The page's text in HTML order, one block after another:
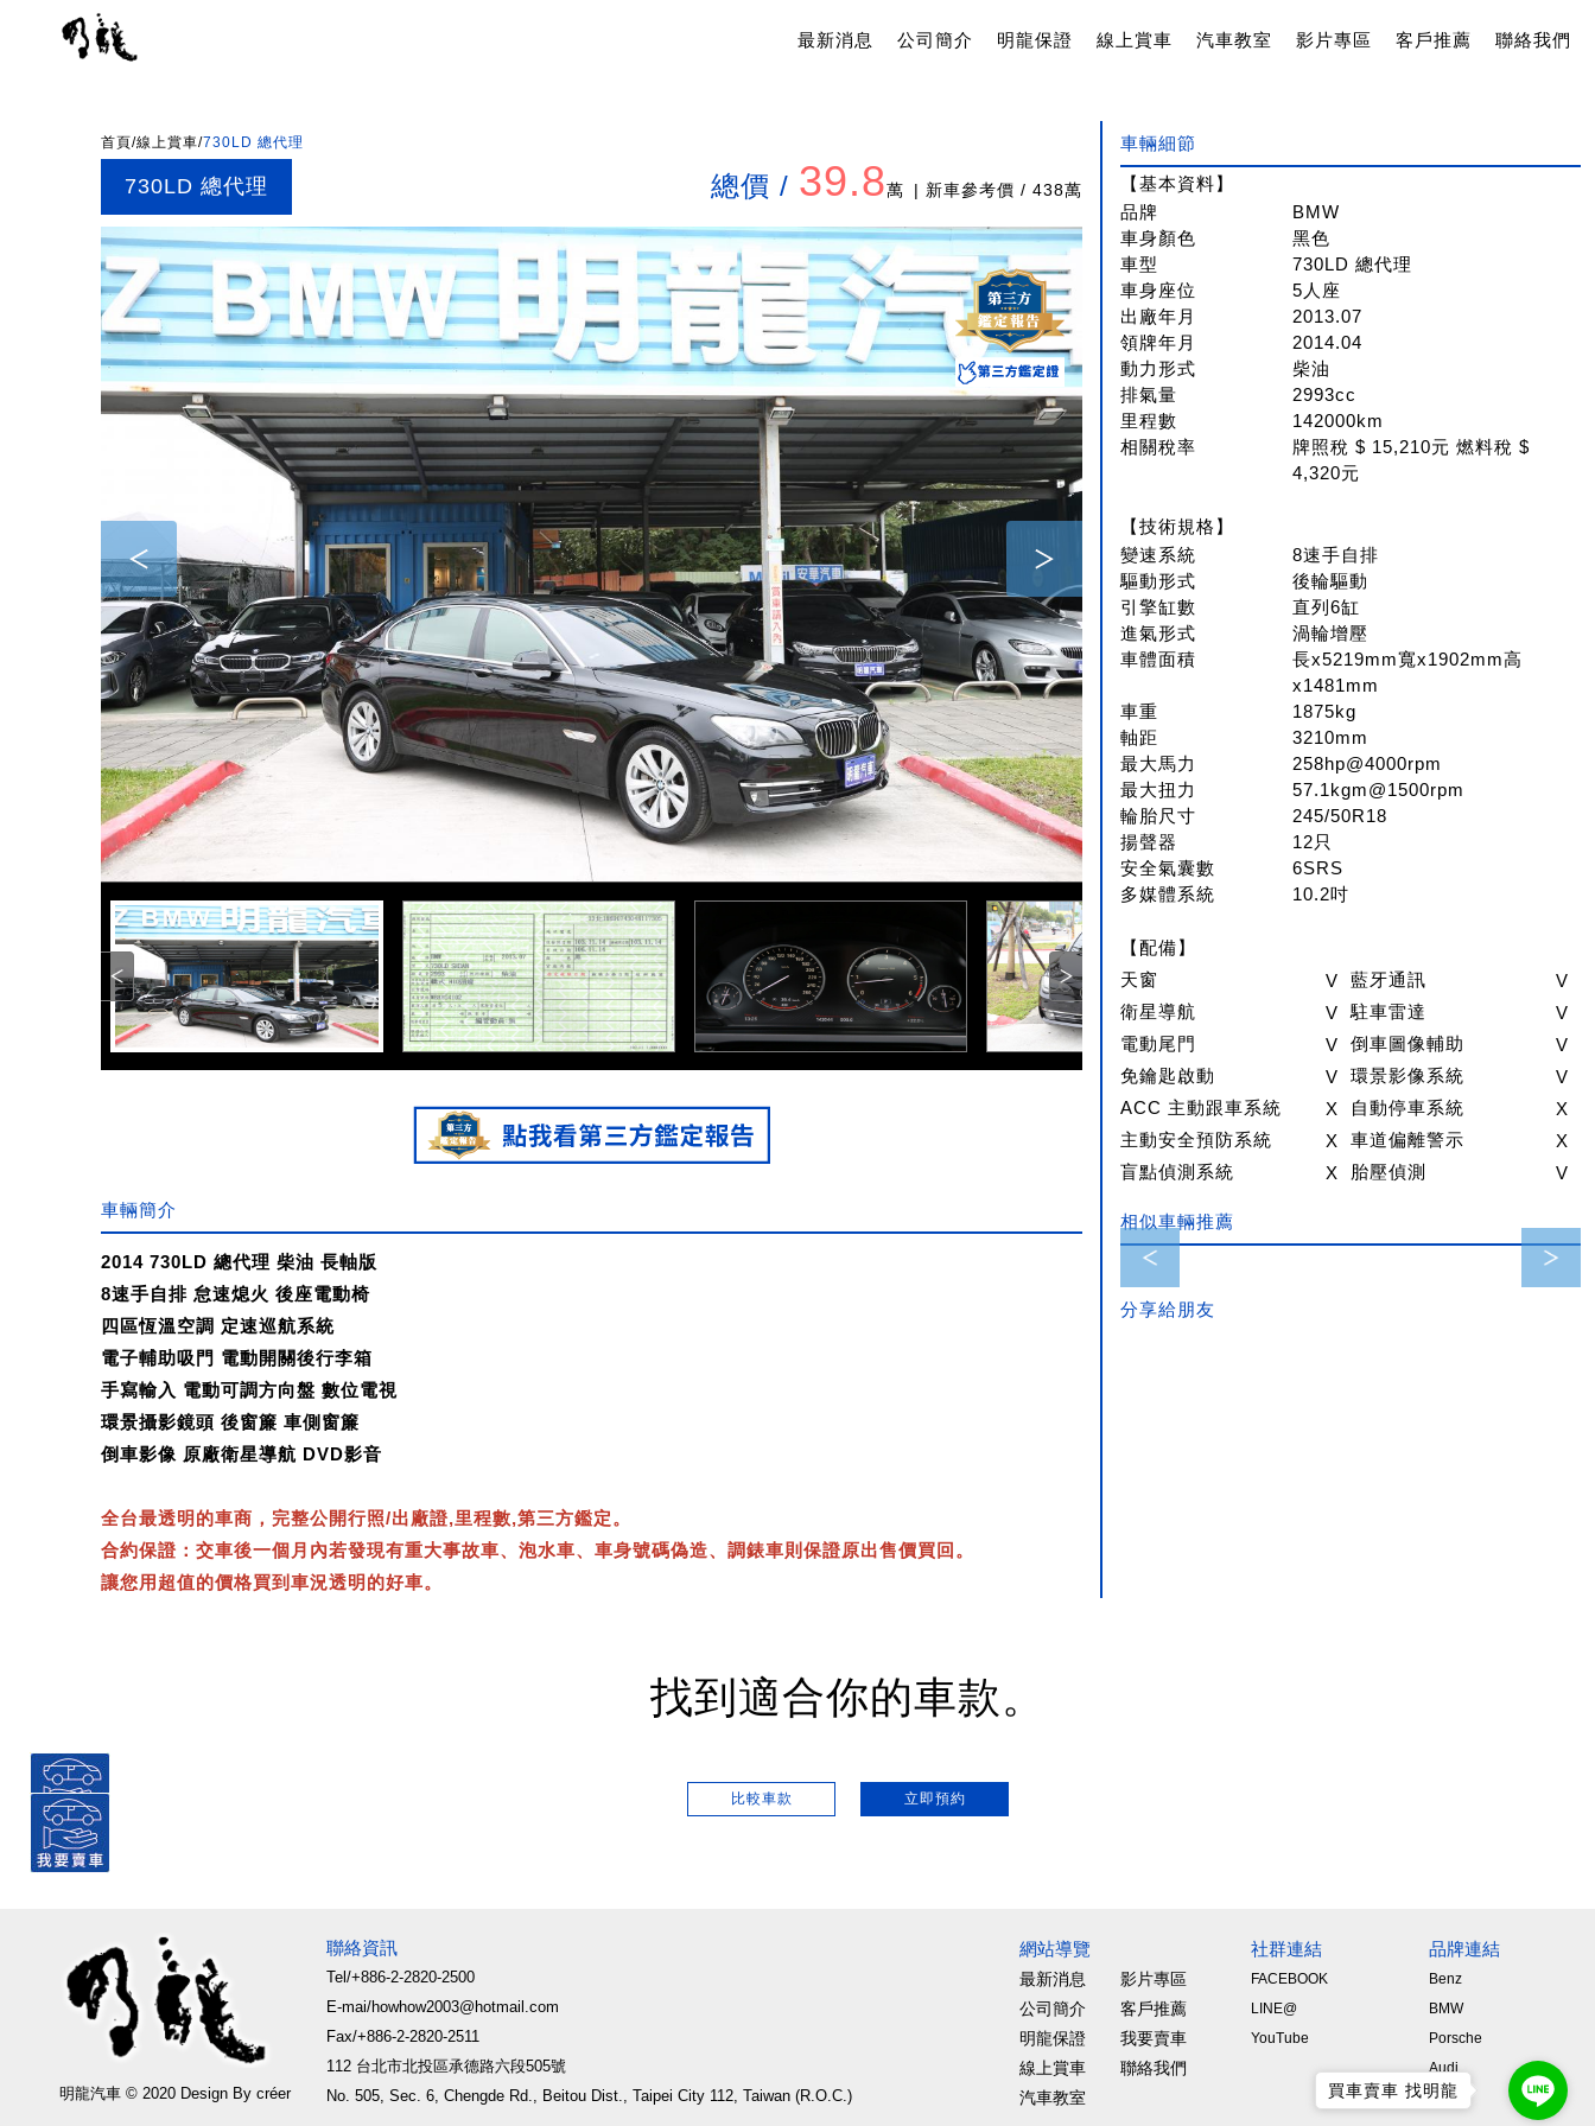
最新消息 公司簡介 明龍保證 線上賞車 汽車教室 影片專區 客戶推薦 聯絡我們
首頁/線上賞車/730LD 總代理
730LD 總代理 總價 / 39.8萬 | 新車參考價 / 438萬
車輛簡介
2014 730LD 總代理 柴油 長軸版
8速手自排 怠速熄火 後座電動椅
四區恆溫空調 定速巡航系統
電子輔助吸門 電動開關後行李箱
手寫輸入 電動可調方向盤 數位電視
環景攝影鏡頭 後窗簾 車側窗簾
倒車影像 原廠衛星導航 DVD影音
全台最透明的車商，完整公開行照/出廠證,里程數,第三方鑑定。
合約保證：交車後一個月內若發現有重大事故車、泡水車、車身號碼偽造、調錶車則保證原出售價買回。
讓您用超值的價格買到車況透明的好車。
車輛細節
【基本資料】
品牌
BMW
車身顏色
黑色
車型
730LD 總代理
車身座位
5人座
出廠年月
2013.07
領牌年月
2014.04
動力形式
柴油
排氣量
2993cc
里程數
142000km
相關稅率
牌照稅 $ 15,210元 燃料稅 $
4,320元
【技術規格】
變速系統
8速手自排
驅動形式
後輪驅動
引擎缸數
直列6缸
進氣形式
渦輪增壓
車體面積
長x5219mm寬x1902mm高
x1481mm
車重
1875kg
軸距
3210mm
最大馬力
258hp@4000rpm
最大扭力
57.1kgm@1500rpm
輪胎尺寸
245/50R18
揚聲器
12只
安全氣囊數
6SRS
多媒體系統
10.2吋
【配備】
天窗
V 藍牙通訊
V
衛星導航
V 駐車雷達
V
電動尾門
V 倒車圖像輔助
V
免鑰匙啟動
V 環景影像系統
V
ACC 主動跟車系統
X 自動停車系統
X
主動安全預防系統
X 車道偏離警示
X
盲點偵測系統
X 胎壓偵測 V
相似車輛推薦
KAMIQ 豪華菁英版 320I M-Sport 總代理
分享給朋友
找到適合你的車款。
比較車款 立即預約
明龍汽車 © 2020 Design By créer
聯絡資訊
Tel/+886-2-2820-2500
E-mai/howhow2003@hotmail.com
Fax/+886-2-2820-2511
112 台北市北投區承德路六段505號
No. 505, Sec. 6, Chengde Rd., Beitou Dist., Taipei City 112, Taiwan (R.O.C.)
網站導覽
最新消息
影片專區
公司簡介
客戶推薦
明龍保證
我要賣車
線上賞車
聯絡我們
汽車教室
社群連結
FACEBOOK
LINE@
YouTube
品牌連結
Benz
BMW
Porsche
Audi
Lexus
買車賣車 找明龍